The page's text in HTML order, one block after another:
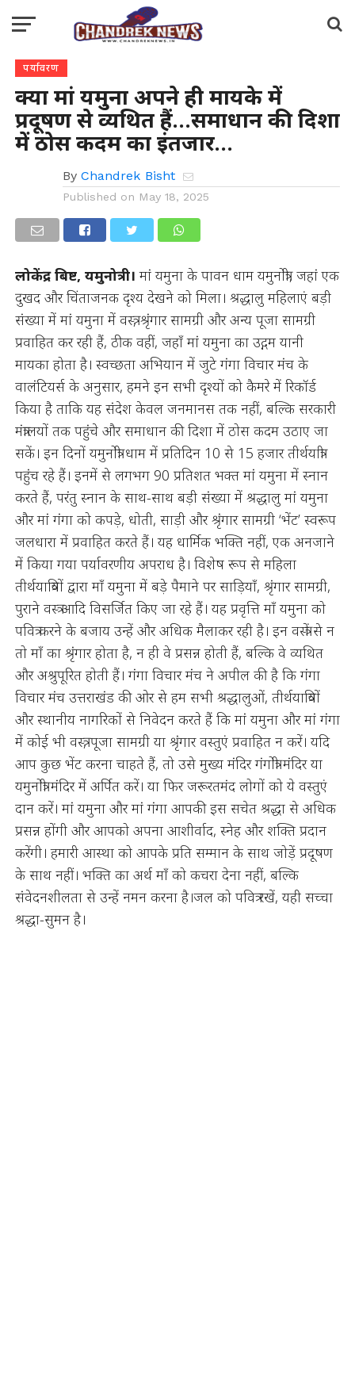
पर्यावरण
क्या मां यमुना अपने ही मायके में
प्रदूषण से व्यथित हैं…समाधान की दिशा
में ठोस कदम का इंतजार…
By Chandrek Bisht
Published on May 18, 2025
लोकेंद्र बिष्ट, यमुनोत्री।मां यमुना के पावन धाम यमुनोत्री, जहां एक
दुखद और चिंताजनक दृश्य देखने को मिला। श्रद्धालु महिलाएं बड़ी
संख्या में मां यमुना में वस्त्र, श्रृंगार सामग्री और अन्य पूजा सामग्री
प्रवाहित कर रही हैं, ठीक वहीं, जहाँ मां यमुना का उद्गम यानी
मायका होता है। स्वच्छता अभियान में जुटे गंगा विचार मंच के
वालंटियर्स के अनुसार, हमने इन सभी दृश्यों को कैमरे में रिकॉर्ड
किया है ताकि यह संदेश केवल जनमानस तक नहीं, बल्कि सरकारी
मंत्रालयों तक पहुंचे और समाधान की दिशा में ठोस कदम उठाए जा
सकें। इन दिनों यमुनोत्री धाम में प्रतिदिन 10 से 15 हजार तीर्थयात्री
पहुंच रहे हैं। इनमें से लगभग 90 प्रतिशत भक्त मां यमुना में स्नान
करते हैं, परंतु स्नान के साथ-साथ बड़ी संख्या में श्रद्धालु मां यमुना
और मां गंगा को कपड़े, धोती, साड़ी और श्रृंगार सामग्री ‘भेंट’ स्वरूप
जलधारा में प्रवाहित करते हैं। यह धार्मिक भक्ति नहीं, एक अनजाने
में किया गया पर्यावरणीय अपराध है। विशेष रूप से महिला
तीर्थयात्रियों द्वारा माँ यमुना में बड़े पैमाने पर साड़ियाँ, श्रृंगार सामग्री,
पुराने वस्त्र आदि विसर्जित किए जा रहे हैं। यह प्रवृत्ति माँ यमुना को
पवित्र करने के बजाय उन्हें और अधिक मैलाकर रही है। इन वस्त्रों से न
तो माँ का श्रृंगार होता है, न ही वे प्रसन्न होती हैं, बल्कि वे व्यथित
और अश्रुपूरित होती हैं। गंगा विचार मंच ने अपील की है कि गंगा
विचार मंच उत्तराखंड की ओर से हम सभी श्रद्धालुओं, तीर्थयात्रियों
और स्थानीय नागरिकों से निवेदन करते हैं कि मां यमुना और मां गंगा
में कोई भी वस्त्र, पूजा सामग्री या श्रृंगार वस्तुएं प्रवाहित न करें। यदि
आप कुछ भेंट करना चाहते हैं, तो उसे मुख्य मंदिर गंगोत्री मंदिर या
यमुनोत्री मंदिर में अर्पित करें। या फिर जरूरतमंद लोगों को ये वस्तुएं
दान करें। मां यमुना और मां गंगा आपकी इस सचेत श्रद्धा से अधिक
प्रसन्न होंगी और आपको अपना आशीर्वाद, स्नेह और शक्ति प्रदान
करेंगी। हमारी आस्था को आपके प्रति सम्मान के साथ जोड़ें प्रदूषण
के साथ नहीं। भक्ति का अर्थ माँ को कचरा देना नहीं, बल्कि
संवेदनशीलता से उन्हें नमन करना है।जल को पवित्र रखें, यही सच्चा
श्रद्धा-सुमन है।